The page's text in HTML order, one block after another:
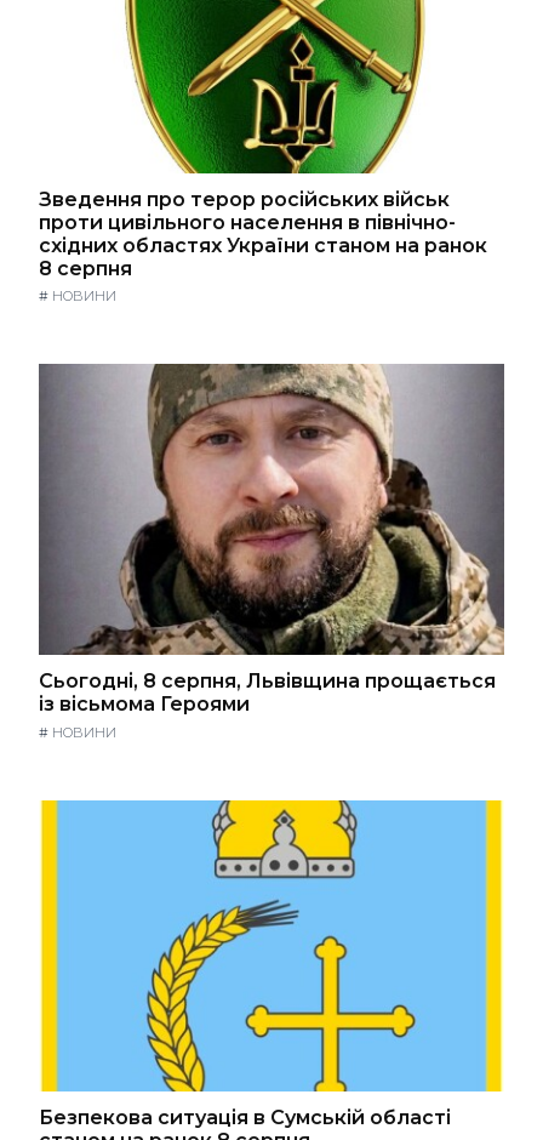
Зведення про терор російських військ
проти цивільного населення в північно-
східних областях України станом на ранок
8 серпня
# НОВИНИ
Сьогодні, 8 серпня, Львівщина прощається
із вісьмома Героями
# НОВИНИ
Безпекова ситуація в Сумській області